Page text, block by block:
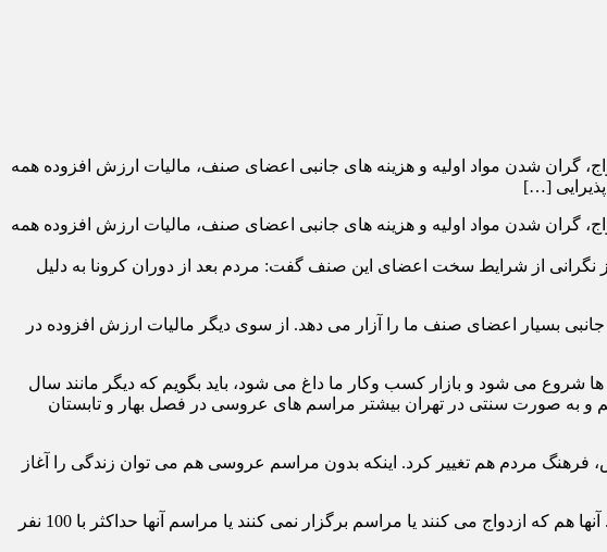
گران شدن مواد اولیه و هزینه های جانبی اعضای صنف، مالیات ارزش افزوده همه
[…]
گران شدن مواد اولیه و هزینه های جانبی اعضای صنف، مالیات ارزش افزوده همه
نگرانی از شرایط سخت اعضای این صنف گفت: مردم بعد از دوران کرونا به دلیل
بسیار اعضای صنف ما را آزار می دهد. از سوی دیگر مالیات ارزش افزوده در
می شود و بازار کسب وکار ما داغ می شود، باید بگویم که دیگر مانند سال
و به صورت سنتی در تهران بیشتر مراسم های عروسی در فصل بهار و تابستان
فرهنگ مردم هم تغییر کرد. اینکه بدون مراسم عروسی هم می توان زندگی را آغاز
وی افزود: در این شرایط سخت اقتصادی، گران شدن کالاها، بحران و گرانی مسکن، دیگر جوانان برای ازدواج تمایلی ندارند. آنها هم که ازدواج می کنند یا مراسم برگزار نمی کنند یا مراسم آنها حداکثر با 100 نفر